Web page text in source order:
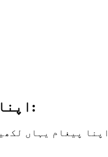
اپنا پیغام ہمیں بھیجیں:
اپنا پیغام یہاں